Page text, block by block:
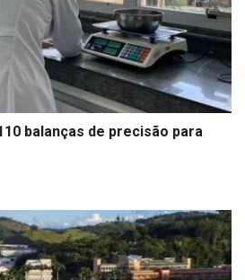
balanças de precisão para